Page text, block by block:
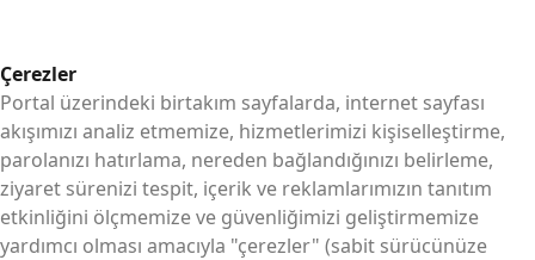
Çerezler
Portal üzerindeki birtakım sayfalarda, internet sayfası
akışımızı analiz etmemize, hizmetlerimizi kişiselleştirme,
parolanızı hatırlama, nereden bağlandığınızı belirleme,
ziyaret sürenizi tespit, içerik ve reklamlarımızın tanıtım
etkinliğini ölçmemize ve güvenliğimizi geliştirmemize
yardımcı olması amacıyla "çerezler" (sabit sürücünüze